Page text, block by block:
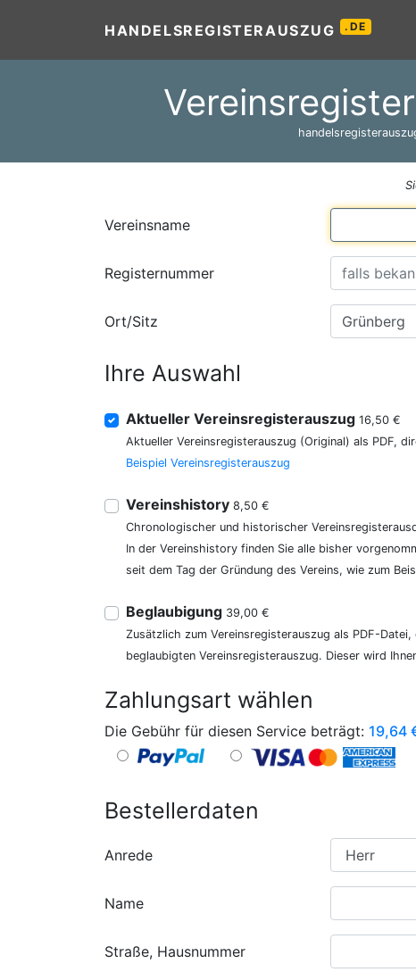
HANDELSREGISTERAUSZUG .DE
Vereinsname
Registernummer
Ort/Sitz
Ihre Auswahl
Aktueller Vereinsregisterauszug 16,50 €
Aktueller Vereinsregisterauszug (Original) als PDF,
Beispiel Vereinsregisterauszug
Vereinshistory 8,50 €
Chronologischer und historischer
In der Vereinshistory finden Sie alle bisher
seit dem Tag der Gründung des Vereins, wie zum
Beglaubigung 39,00 €
Zusätzlich zum Vereinsregisterauszug als PDF-
beglaubigten Vereinsregisterauszug. Dieser wird
Zahlungsart wählen
Die Gebühr für diesen Service beträgt: 19,64
Bestellerdaten
Anrede
Name
Straße, Hausnummer